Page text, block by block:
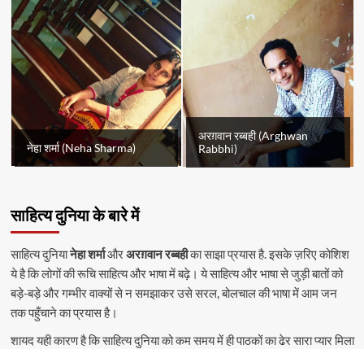
नेहा शर्मा (Neha Sharma)
अरग़वान रब्बही (Arghwan
Rabbhi)
साहित्य दुनिया के बारे में
साहित्य दुनियानेहा शर्माऔरअरग़वान रब्बहीका साझा प्रयास है. इसके ज़रिए कोशिश
ये है कि लोगों की रूचि साहित्य और भाषा में बढ़े। ये साहित्य और भाषा से जुड़ी बातों को
बड़े-बड़े और गम्भीर वाक्यों से न समझाकर उसे सरल, बोलचाल की भाषा में आम जन
तक पहुँचाने का प्रयास है।
शायद यही कारण है कि साहित्य दुनिया को कम समय में ही पाठकों का ढेर सारा प्यार मिला